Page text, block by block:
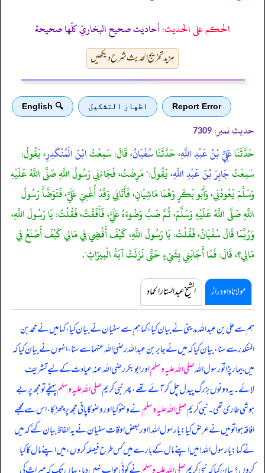
الحكم على الحديث:أحاديث صحيح البخاريّ كلّها صحيحة
مزید تخریج الحدیث شرح دیکھیں
Report Error اظهار التشكيل 🔍 English
حدیث نمبر: 7309
حَدَّثَنَاعَلِيُّ بْنُ عَبْدِ اللَّهِ، حَدَّثَنَاسُفْيَانُ، قَالَ: سَمِعْتُابْنَ الْمُنْكَدِرِ، يَقُولُ:
سَمِعْتُجَابِرَ بْنَ عَبْدِ اللَّهِ، يَقُولُ:" مَرِضْتُ، فَجَاءَنِي رَسُولُ اللَّهِ صَلَّى اللَّهُ عَلَيْهِ
وَسَلَّمَ يَعُودُنِي، وَأَبُو بَكْرٍ وَهُمَا مَاشِيَانِ، فَأَتَانِي وَقَدْ أُغْمِيَ عَلَيَّ، فَتَوَضَّأَ رَسُولُ
اللَّهِ صَلَّى اللَّهُ عَلَيْهِ وَسَلَّمَ، ثُمَّ صَبَّ وَضُوءَهُ عَلَيَّ، فَأَفَقْتُ، فَقُلْتُ: يَا رَسُولَ اللَّهِ،
وَرُبَّمَا قَالَ سُفْيَانُ، فَقُلْتُ: يَا رَسُولَ اللَّهِ، كَيْفَ أَقْضِي فِي مَالِي كَيْفَ أَصْنَعُ فِي
مَالِي؟، قَالَ: فَمَا أَجَابَنِي بِشَيْءٍ حَتَّى نَزَلَتْ آيَةُ الْمِيرَاثِ".
مولانا داود راز الشیخ عبدالستار الحماد
ہم سے علی بن عبداللہ مدینی نے بیان کیا، کہا ہم سے سفیان نے بیان کیا، کہا میں نے محمد بن
المنکدر سے سنا، بیان کیا کہ میں نے جابر بن عبداللہ رضی اللہ عنہما سے سنا، انہوں نے بیان کیا کہ
میں بیمار پڑا تو رسول اللہصلی اللہ علیہ وسلماور ابوبکر رضی اللہ عنہ عیادت کے لیے تشریف
لائے۔ یہ دونوں بزرگ پیدل چل کر آئے تھے، پھر نبی کریمصلی اللہ علیہ وسلمپہنچے تو مجھ پر بے
ہوشی طاری تھی۔ نبی کریمصلی اللہ علیہ وسلمنے وضو کیا اور وضو کا پانی مجھ پر چھڑکا، اس سے مجھے
افاقہ ہوا تو میں نے عرض کیا: یا رسول اللہ! اور بعض اوقات سفیان نے یہ الفاظ بیان کئے کہ میں
نے کہا: یا رسول اللہ! میں اپنے مال کے بارے میں کس طرح فیصلہ کروں، میں اپنے مال کا کیا